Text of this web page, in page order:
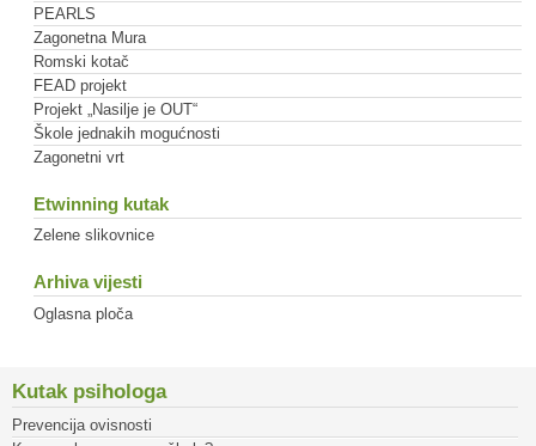
PEARLS
Zagonetna Mura
Romski kotač
FEAD projekt
Projekt „Nasilje je OUT“
Škole jednakih mogućnosti
Zagonetni vrt
Etwinning kutak
Zelene slikovnice
Arhiva vijesti
Oglasna ploča
Kutak psihologa
Prevencija ovisnosti